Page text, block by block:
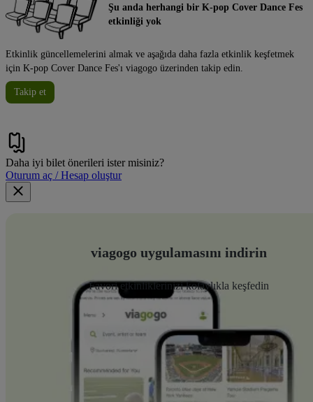
Şu anda herhangi bir K-pop Cover Dance Fes
etkinliği yok
Etkinlik güncellemelerini almak ve aşağıda daha fazla etkinlik keşfetmek
için K-pop Cover Dance Fes'ı viagogo üzerinden takip edin.
Takip et
Daha iyi bilet önerileri ister misiniz?
Oturum aç / Hesap oluştur
viagogo uygulamasını indirin
Favori etkinliklerinizi kolaylıkla keşfedin